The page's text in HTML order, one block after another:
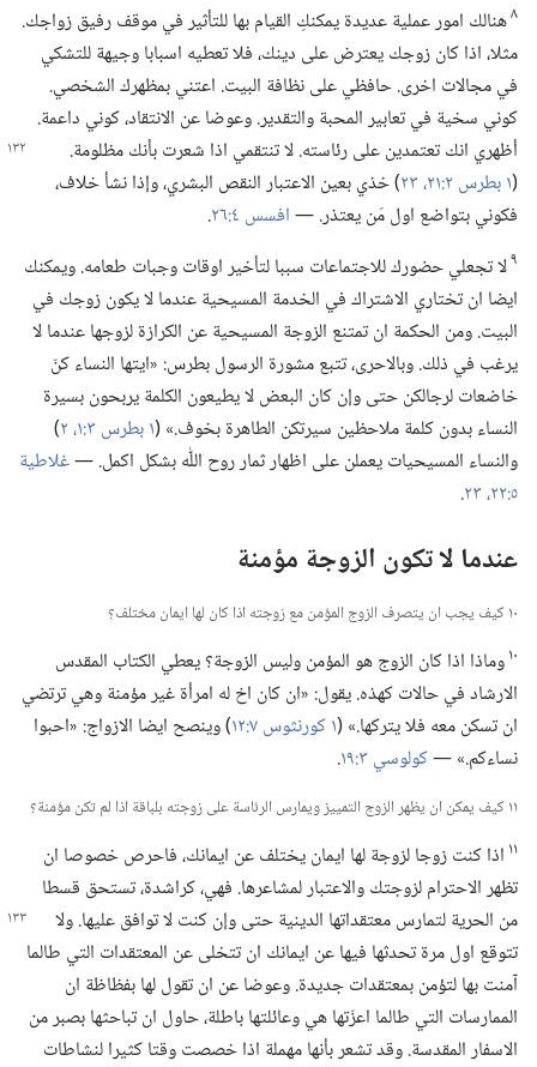
٨هنالك امور عملية عديدة يمكنكِ القيام بها للتأثير في موقف رفيق زواجك.‏
مثلا،‏ اذا كان زوجك يعترض على دينك،‏ فلا تعطيه اسبابا وجيهة للتشكي
في مجالات اخرى.‏ حافظي على نظافة البيت.‏ اعتني بمظهرك الشخصي.‏
كوني سخية في تعابير المحبة والتقدير.‏ وعوضا عن الانتقاد،‏ كوني داعمة.‏
أظهري انك تعتمدين علىرئاسته.‏ لا تنتقمي اذا شعرت بأنك مظلومة.‏
(‏١ بطرس ٢:‏​٢١،‏
‏)‏ خذي بعين الاعتبار النقص البشري،‏ وإذا نشأ خلاف،‏
فكوني بتواضع اول مَن يعتذر.‏ —‏افسس ٤:‏٢٦ ‏.‏
٩لا تجعلي حضورك للاجتماعات سببا لتأخير اوقات وجبات طعامه.‏ ويمكنك
ايضا ان تختاري الاشتراك في الخدمة المسيحية عندما لا يكون زوجك في
البيت.‏ ومن الحكمة ان تمتنع الزوجة المسيحية عن الكرازة لزوجها عندما لا
يرغب في ذلك.‏ وبالاحرى،‏ تتبع مشورة الرسول بطرس:‏ «ايتها النساء كنّ
خاضعات لرجالكن حتى وإن كان البعض لا يطيعون الكلمة يربحون بسيرة
النساء بدون كلمة ملاحظين سيرتكن الطاهرة بخوف.‏» (‏١ بطرس ٣:‏​١،‏ ٢
‏)‏
والنساء المسيحيات يعملن على اظهار ثمار روح اللّٰه بشكل اكمل.‏ —‏غلاطية
٥:‏​٢٢،‏ ٢٣
‏.‏
عندما لا تكون الزوجة مؤمنة
١٠ كيف يجب ان يتصرف الزوج المؤمن مع زوجته اذا كان لها ايمان مختلف؟‏
١٠وماذا اذا كان الزوج هو المؤمن وليس الزوجة؟‏ يعطي الكتاب المقدس
الارشاد في حالات كهذه.‏ يقول:‏ «ان كان اخ له امرأة غير مؤمنة وهي ترتضي
ان تسكن معه فلا يتركها.‏» (‏١ كورنثوس ٧:‏١٢
‏)‏ وينصح ايضا الازواج:‏ «احبوا
نساءكم.‏» —‏كولوسي ٣:‏١٩ ‏.‏
١١ كيف يمكن ان يظهر الزوج التمييز ويمارس الرئاسة على زوجته بلباقة اذا لم تكن مؤمنة؟‏
١١ اذا كنت زوجا لزوجة لها ايمان يختلف عن ايمانك،‏ فاحرص خصوصا ان
تظهر الاحترام لزوجتك والاعتبار لمشاعرها.‏ فهي،‏ كراشدة،‏ تستحق قسطا
من الحرية لتمارس معتقداتها الدينية حتىوإن كنت لا توافق عليها.‏ ولا
تتوقع اول مرة تحدثها فيها عن ايمانك ان تتخلى عن المعتقدات التي طالما
آمنت بها لتؤمن بمعتقدات جديدة.‏ وعوضا عن ان تقول لها بفظاظة ان
الممارسات التي طالما اعزّتها هي وعائلتها باطلة،‏ حاول ان تباحثها بصبر من
الاسفار المقدسة.‏ وقد تشعر بأنها مهملة اذا خصصت وقتا كثيرا لنشاطات